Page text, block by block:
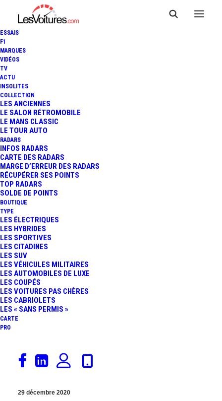
ESSAIS
F1
MARQUES
VIDÉOS
TV
ACTU
INSOLITES
COLLECTION
LES ANCIENNES
LE SALON RÉTROMOBILE
LE MANS CLASSIC
LE TOUR AUTO
RADARS
INFOS RADARS
CARTE DES RADARS
MARGE D’ERREUR DES RADARS
RÉCUPÉRER SES POINTS
TOP RADARS
SOLDE DE POINTS
BOUTIQUE
TYPE
LES ÉLECTRIQUES
LES HYBRIDES
LES SPORTIVES
LES CITADINES
LES SUV
LES VÉHICULES MILITAIRES
LES AUTOMOBILES DE LUXE
LES COUPÉS
LES VOITURES PAS CHÈRES
LES CABRIOLETS
LES « SANS PERMIS »
CARTE
PRO
LEXUS : 700 KM
D’AUTONOMIE POUR LE
FUTUR COUPÉ
ÉLECTRIQUE
29 décembre 2020